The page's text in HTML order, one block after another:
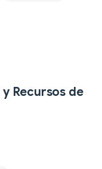
Recursos de